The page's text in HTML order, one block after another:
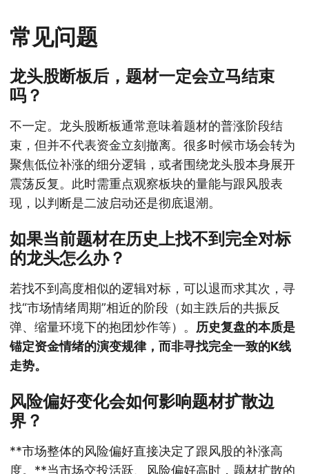
常见问题
龙头股断板后，题材一定会立马结束
吗？
不一定。龙头股断板通常意味着题材的普涨阶段结
束，但并不代表资金立刻撤离。很多时候市场会转为
聚焦低位补涨的细分逻辑，或者围绕龙头股本身展开
震荡反复。此时需重点观察板块的量能与跟风股表
现，以判断是二波启动还是彻底退潮。
如果当前题材在历史上找不到完全对标
的龙头怎么办？
若找不到高度相似的逻辑对标，可以退而求其次，寻
找“市场情绪周期”相近的阶段（如主跌后的共振反
弹、缩量环境下的抱团炒作等）。 历史复盘的本质是
锚定资金情绪的演变规律，而非寻找完全一致的K线
走势。
风险偏好变化会如何影响题材扩散边
界？
**市场整体的风险偏好直接决定了跟风股的补涨高
度。**当市场交投活跃、风险偏好高时，题材扩散的